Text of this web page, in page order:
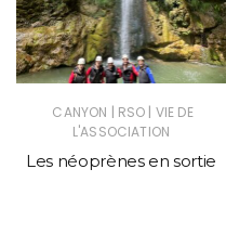
CANYON | RSO | VIE DE
L'ASSOCIATION
Les néoprènes en sortie